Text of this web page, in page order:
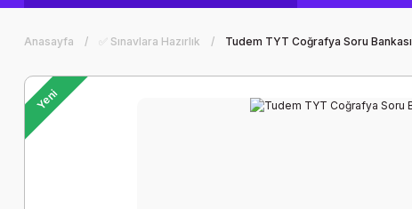
Anasayfa ✅ Sınavlara Hazırlık Tudem TYT Coğrafya Soru Bankası
Yeni